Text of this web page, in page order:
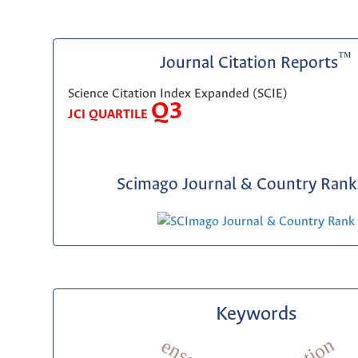
Journal Citation Reports™
Science Citation Index Expanded (SCIE)
JCI QUARTILE Q3
Scimago Journal & Country Rank
Keywords